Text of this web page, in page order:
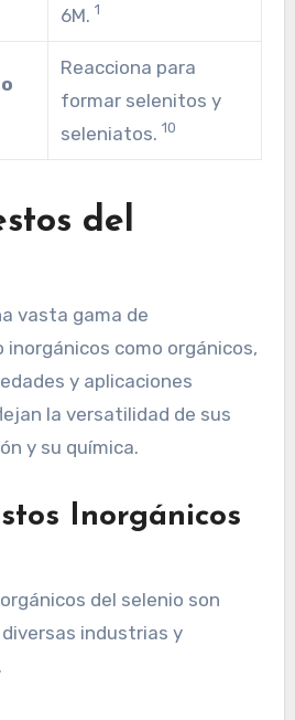
6M. 1
Reacciona para
formar selenitos y
seleniatos. 10
del
vasta gama de
como orgánicos,
y aplicaciones
la versatilidad de sus
y su química.
Inorgánicos
del selenio son
industrias y